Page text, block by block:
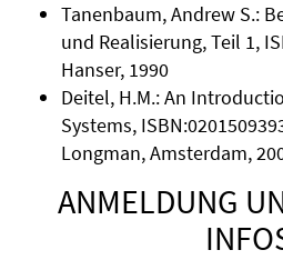
Tanenbaum, Andrew S.:
und Realisierung, Teil 1,
Hanser, 1990
Deitel, H.M.: An
Systems,
Longman, Amsterdam,
ANMELDUNG